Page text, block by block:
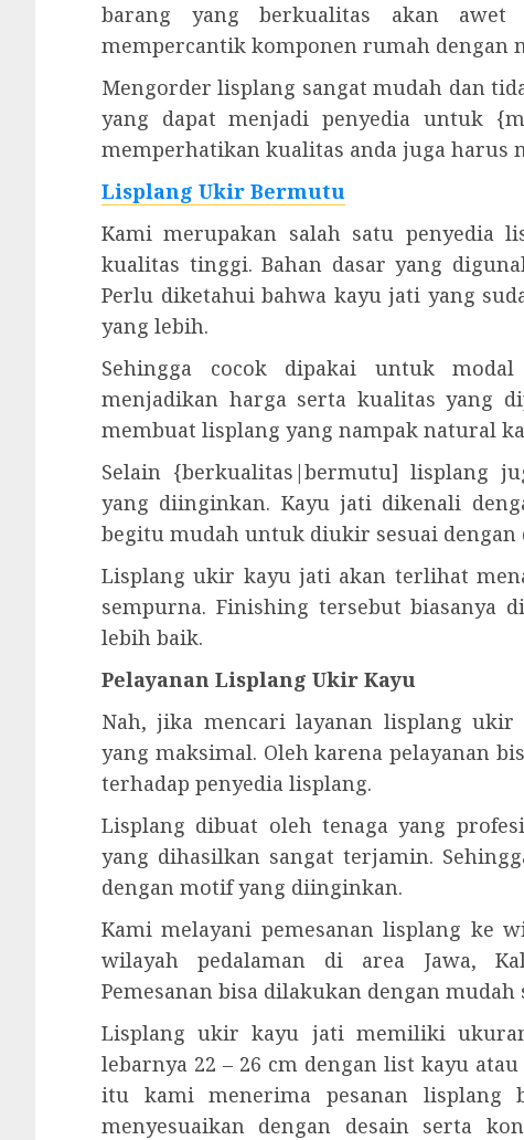
barang yang berkualitas akan awet
mempercantik komponen rumah dengan
Mengorder lisplang sangat mudah dan
yang dapat menjadi penyedia untuk
memperhatikan kualitas anda juga harus
Lisplang Ukir Bermutu
Kami merupakan salah satu
kualitas tinggi. Bahan dasar yang
Perlu diketahui bahwa kayu jati yang
yang lebih.
Sehingga cocok dipakai untuk
menjadikan harga serta kualitas yang
membuat lisplang yang nampak natural
Selain {berkualitas|bermutu] lisplang
yang diinginkan. Kayu jati dikenali
begitu mudah untuk diukir sesuai dengan
Lisplang ukir kayu jati akan terlihat
sempurna. Finishing tersebut biasanya
lebih baik.
Pelayanan Lisplang Ukir Kayu
Nah, jika mencari layanan lisplang ukir
yang maksimal. Oleh karena pelayanan
terhadap penyedia lisplang.
Lisplang dibuat oleh tenaga yang
yang dihasilkan sangat terjamin.
dengan motif yang diinginkan.
Kami melayani pemesanan lisplang ke
wilayah pedalaman di area Jawa,
Pemesanan bisa dilakukan dengan
Lisplang ukir kayu jati memiliki
lebarnya 22 – 26 cm dengan list kayu
itu kami menerima pesanan
menyesuaikan dengan desain serta